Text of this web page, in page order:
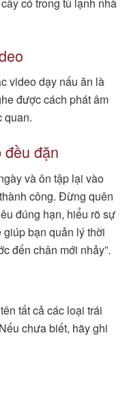
video dạy nấu ăn là
được cách phát âm
quan.
đặn
và ôn tập lại vào
công. Đừng quên
đúng hạn, hiểu rõ sự
giúp bạn quản lý thời
đến chân mới nhảy”.
tất cả các loại trái
chưa biết, hãy ghi